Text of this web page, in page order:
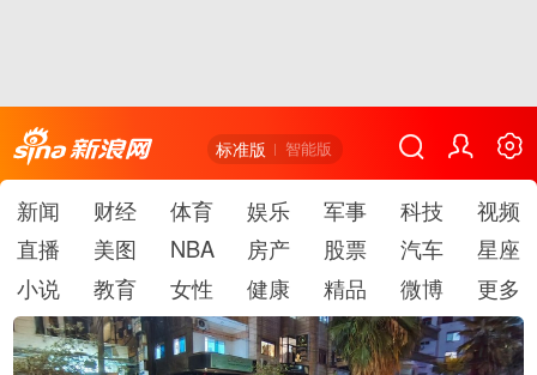
标准版 智能版
新闻 财经 体育 娱乐 军事 科技
视频
直播
美图 NBA 房产 股票 汽车
星座
小说
教育 女性 健康 精品 微博 更多